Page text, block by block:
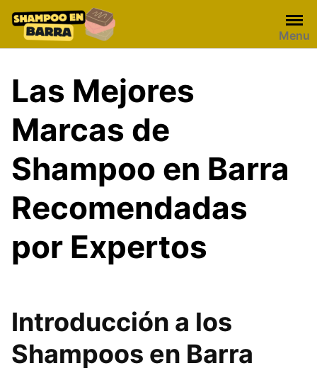
content
Menu
Las Mejores
Marcas de
Shampoo en Barra
Recomendadas
por Expertos
Introducción a los
Shampoos en Barra